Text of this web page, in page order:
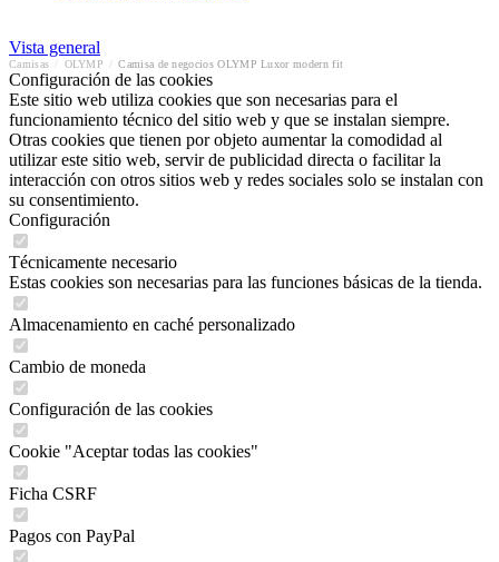
Vista general
Camisas OLYMP Camisa de negocios OLYMP Luxor modern fit
Configuración de las cookies
Este sitio web utiliza cookies que son necesarias para el
funcionamiento técnico del sitio web y que se instalan siempre.
Otras cookies que tienen por objeto aumentar la comodidad al
utilizar este sitio web, servir de publicidad directa o facilitar la
interacción con otros sitios web y redes sociales solo se instalan con
su consentimiento.
Configuración
Técnicamente necesario
Estas cookies son necesarias para las funciones básicas de la tienda.
Almacenamiento en caché personalizado
Cambio de moneda
Configuración de las cookies
Cookie "Aceptar todas las cookies"
Ficha CSRF
Pagos con PayPal